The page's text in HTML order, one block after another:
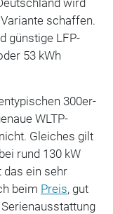
schaffen.
günstige LFP-
53 kWh
300er-
WLTP-
Gleiches gilt
rund 130 kW
das ein sehr
beim Preis, gut